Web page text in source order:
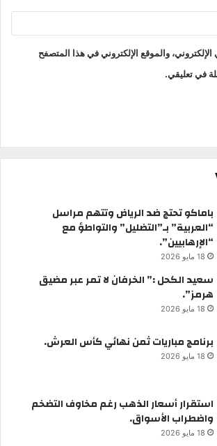
والموقع الإلكتروني في هذا المتصفح
في تعليقي.
باماكو تحتج ضد الرياض وتتهم مراسل
“العربية” بـ”التضليل” والتواطؤ مع
“الإرهابيين”.
18 مايو 2026
سعيد الكحل :” الخرفان لا تمر عبر مضيق
هرمز”.
18 مايو 2026
برنامج مباريات ثمن نهائي كأس العرش.
18 مايو 2026
استقرار أسعار الذهب رغم مخاوف التضخم
واضطراب الأسواق.
18 مايو 2026